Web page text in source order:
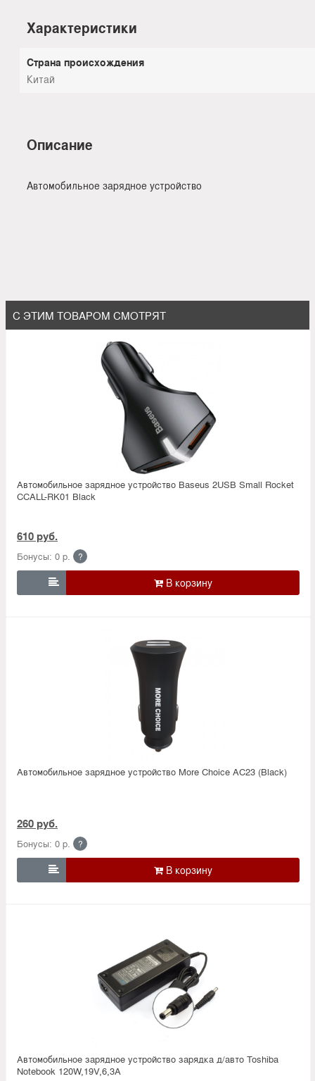
Характеристики
Страна происхождения
Китай
Описание
Автомобильное зарядное устройство
С ЭТИМ ТОВАРОМ СМОТРЯТ
Автомобильное зарядное устройство Baseus 2USB Small Rocket
CCALL-RK01 Black
610 руб.
Бонусы: 0 р. ?

Автомобильное зарядное устройство More Choice AC23 (Black)
260 руб.
Бонусы: 0 р. ?

Автомобильное зарядное устройство зарядка д/авто Toshiba
Notebook 120W,19V,6,3A